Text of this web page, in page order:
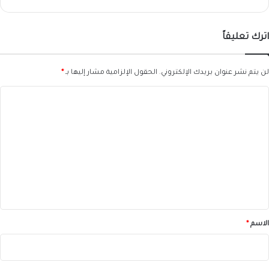
اترك تعليقاً
لن يتم نشر عنوان بريدك الإلكتروني. الحقول الإلزامية مشار إليها بـ *
*الاسم *